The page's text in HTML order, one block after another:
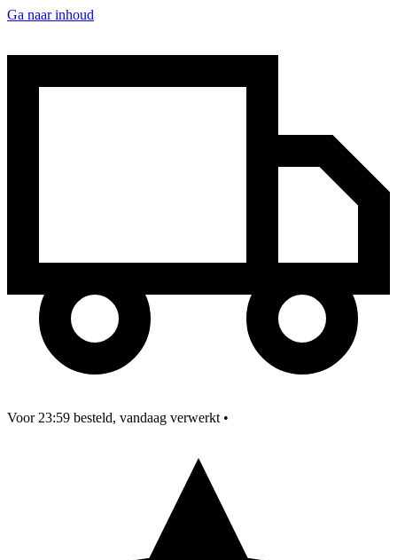
Ga naar inhoud
Voor 23:59 besteld, vandaag verwerkt •